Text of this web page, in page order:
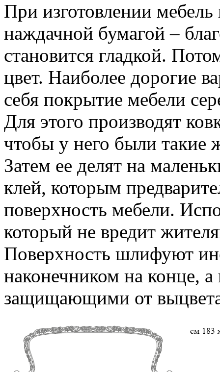
При изготовлении
наждачной бумагой –
становится гладкой.
цвет. Наиболее дорогие
себя покрытие мебели
Для этого производят
чтобы у него были такие
Затем ее делят на
клей, которым
поверхность мебели.
который не вредит
Поверхность шлифуют
наконечником на конце,
защищающими от